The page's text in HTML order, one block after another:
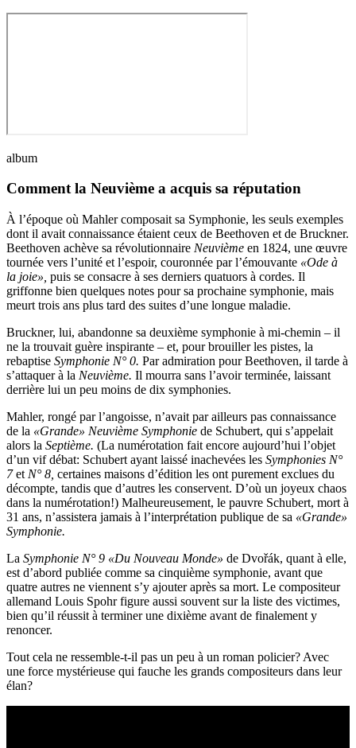
album
Comment la Neuvième a acquis sa réputation
À l’époque où Mahler composait sa Symphonie, les seuls exemples
dont il avait connaissance étaient ceux de Beethoven et de Bruckner.
Beethoven achève sa révolutionnaire Neuvième en 1824, une œuvre
tournée vers l’unité et l’espoir, couronnée par l’émouvante «Ode à
la joie», puis se consacre à ses derniers quatuors à cordes. Il
griffonne bien quelques notes pour sa prochaine symphonie, mais
meurt trois ans plus tard des suites d’une longue maladie.
Bruckner, lui, abandonne sa deuxième symphonie à mi-chemin – il
ne la trouvait guère inspirante – et, pour brouiller les pistes, la
rebaptise Symphonie N° 0. Par admiration pour Beethoven, il tarde à
s’attaquer à la Neuvième. Il mourra sans l’avoir terminée, laissant
derrière lui un peu moins de dix symphonies.
Mahler, rongé par l’angoisse, n’avait par ailleurs pas connaissance
de la «Grande» Neuvième Symphonie de Schubert, qui s’appelait
alors la Septième. (La numérotation fait encore aujourd’hui l’objet
d’un vif débat: Schubert ayant laissé inachevées les Symphonies N°
7et N° 8, certaines maisons d’édition les ont purement exclues du
décompte, tandis que d’autres les conservent. D’où un joyeux chaos
dans la numérotation!) Malheureusement, le pauvre Schubert, mort à
31 ans, n’assistera jamais à l’interprétation publique de sa «Grande»
Symphonie.
La Symphonie N° 9 «Du Nouveau Monde» de Dvořák, quant à elle,
est d’abord publiée comme sa cinquième symphonie, avant que
quatre autres ne viennent s’y ajouter après sa mort. Le compositeur
allemand Louis Spohr figure aussi souvent sur la liste des victimes,
bien qu’il réussit à terminer une dixième avant de finalement y
renoncer.
Tout cela ne ressemble-t-il pas un peu à un roman policier? Avec
une force mystérieuse qui fauche les grands compositeurs dans leur
élan?